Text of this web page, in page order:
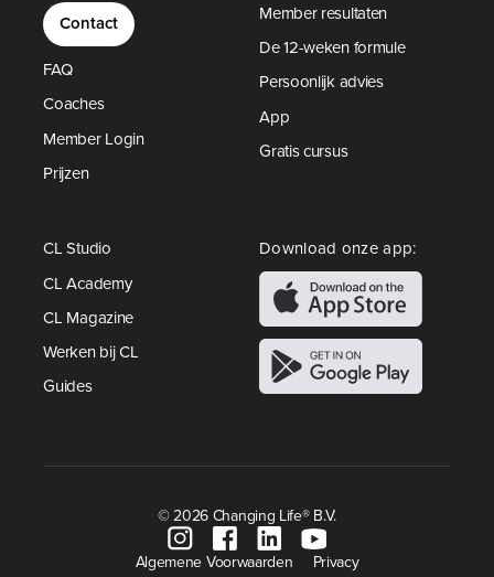
Contact
FAQ
Coaches
Member Login
Prijzen
Member resultaten
De 12-weken formule
Persoonlijk advies
App
Gratis cursus
CL Studio
CL Academy
CL Magazine
Werken bij CL
Guides
Download onze app:
© 2026 Changing Life® B.V.
Algemene Voorwaarden Privacy